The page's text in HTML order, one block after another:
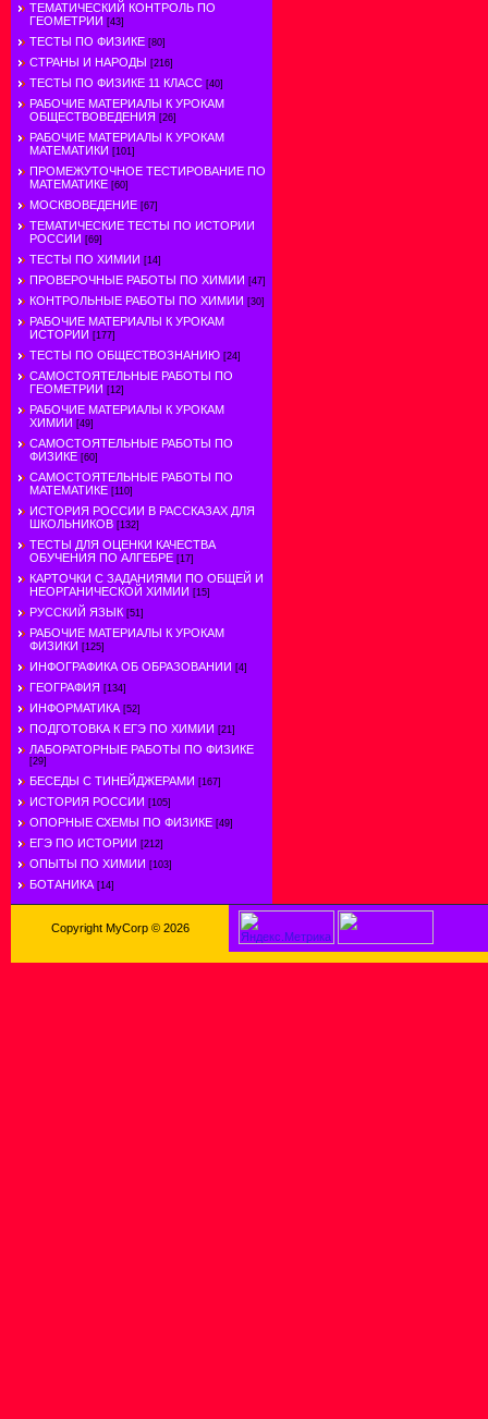
ТЕМАТИЧЕСКИЙ КОНТРОЛЬ ПО
ГЕОМЕТРИИ [43]
ТЕСТЫ ПО ФИЗИКЕ [80]
СТРАНЫ И НАРОДЫ [216]
ТЕСТЫ ПО ФИЗИКЕ 11 КЛАСС [40]
РАБОЧИЕ МАТЕРИАЛЫ К УРОКАМ
ОБЩЕСТВОВЕДЕНИЯ [26]
РАБОЧИЕ МАТЕРИАЛЫ К УРОКАМ
МАТЕМАТИКИ [101]
ПРОМЕЖУТОЧНОЕ ТЕСТИРОВАНИЕ ПО
МАТЕМАТИКЕ [60]
МОСКВОВЕДЕНИЕ [67]
ТЕМАТИЧЕСКИЕ ТЕСТЫ ПО ИСТОРИИ
РОССИИ [69]
ТЕСТЫ ПО ХИМИИ [14]
ПРОВЕРОЧНЫЕ РАБОТЫ ПО ХИМИИ [47]
КОНТРОЛЬНЫЕ РАБОТЫ ПО ХИМИИ [30]
РАБОЧИЕ МАТЕРИАЛЫ К УРОКАМ
ИСТОРИИ [177]
ТЕСТЫ ПО ОБЩЕСТВОЗНАНИЮ [24]
САМОСТОЯТЕЛЬНЫЕ РАБОТЫ ПО
ГЕОМЕТРИИ [12]
РАБОЧИЕ МАТЕРИАЛЫ К УРОКАМ
ХИМИИ [49]
САМОСТОЯТЕЛЬНЫЕ РАБОТЫ ПО
ФИЗИКЕ [60]
САМОСТОЯТЕЛЬНЫЕ РАБОТЫ ПО
МАТЕМАТИКЕ [110]
ИСТОРИЯ РОССИИ В РАССКАЗАХ ДЛЯ
ШКОЛЬНИКОВ [132]
ТЕСТЫ ДЛЯ ОЦЕНКИ КАЧЕСТВА
ОБУЧЕНИЯ ПО АЛГЕБРЕ [17]
КАРТОЧКИ С ЗАДАНИЯМИ ПО ОБЩЕЙ И
НЕОРГАНИЧЕСКОЙ ХИМИИ [15]
РУССКИЙ ЯЗЫК [51]
РАБОЧИЕ МАТЕРИАЛЫ К УРОКАМ
ФИЗИКИ [125]
ИНФОГРАФИКА ОБ ОБРАЗОВАНИИ [4]
ГЕОГРАФИЯ [134]
ИНФОРМАТИКА [52]
ПОДГОТОВКА К ЕГЭ ПО ХИМИИ [21]
ЛАБОРАТОРНЫЕ РАБОТЫ ПО ФИЗИКЕ
[29]
БЕСЕДЫ С ТИНЕЙДЖЕРАМИ [167]
ИСТОРИЯ РОССИИ [105]
ОПОРНЫЕ СХЕМЫ ПО ФИЗИКЕ [49]
ЕГЭ ПО ИСТОРИИ [212]
ОПЫТЫ ПО ХИМИИ [103]
БОТАНИКА [14]
Copyright MyCorp © 2026